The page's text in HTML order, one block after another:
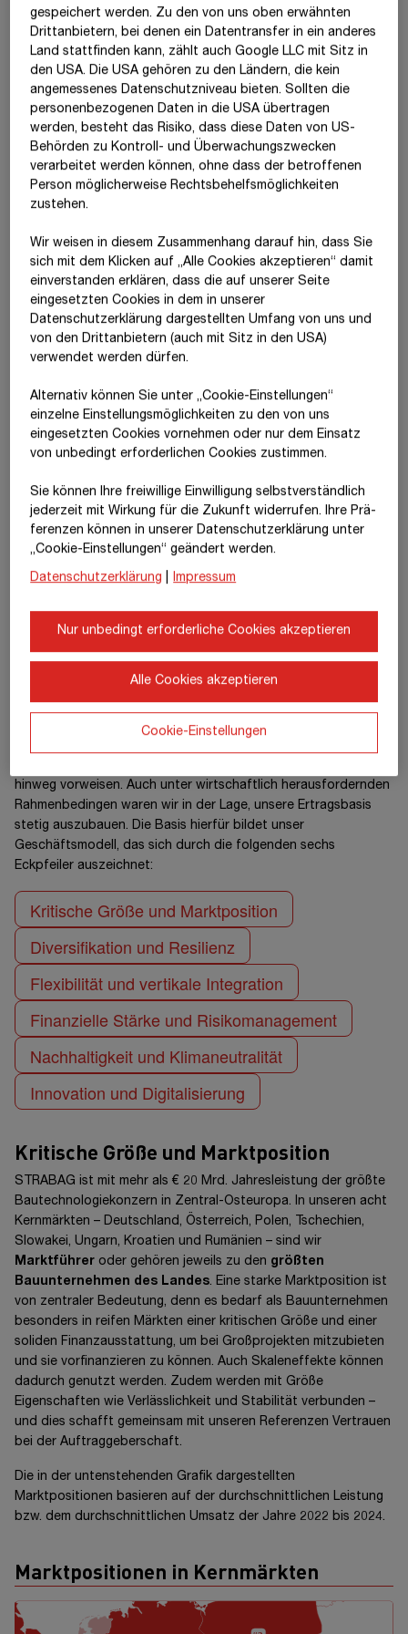
Nachdem jedes Bauwerk für sich einzigartig ist, lassen sich im
Baugeschäft im Gegensatz zu Industrien mit standardisierten
Produkten keine Sensitivitätsanalysen durchführen, in denen
die Reaktion der Kennzahlen eines Unternehmens auf die
Veränderung eines dominanten Produktionsfaktors dargestellt
wird. Unser Geschäft bestimmt nicht nur ein einzelner Treiber.
Vielmehr werden die Margen von mehreren Faktoren
beeinflusst. Zu berücksichtigen sind unternehmensinterne
Gegebenheiten,z. B.das Risikomanagementsystem oder das
Know-how unserer Mitarbeiter:innen sowie externe Treiber wie
oder die Höhe der öffentlichen Investitionen in die
Infrastruktur. Ein in den Bau investierter Euro zieht Nachfrage
in anderen Sektoren nach sich, sodass sich die positiven
Auswirkungen auf die Produktion und die Beschäftigung
multiplizieren.
Schwerpunkte desGeschäftsmodells
hinweg vorweisen. Auch unter wirtschaftlich herausfordernden
Rahmenbedingen waren wir in der Lage, unsere Ertragsbasis
stetig auszubauen. Die Basis hierfür bildet unser
Geschäftsmodell, das sich durch die folgenden sechs
Eckpfeiler auszeichnet:
Kritische Größe und Marktposition
Diversifikation und Resilienz
Flexibilität und vertikale Integration
Finanzielle Stärke und Risikomanagement
Nachhaltigkeit und Klimaneutralität
Innovation und Digitalisierung
Kritische Größe und Marktposition
STRABAG ist mit mehr als € 20 Mrd. Jahresleistung der größte
Bautechnologiekonzern in Zentral-Osteuropa. In unseren acht
Kernmärkten – Deutschland, Österreich, Polen, Tschechien,
Slowakei, Ungarn, Kroatien und Rumänien – sind wir
Marktführer oder gehören jeweils zu den größten
Bauunternehmen des Landes. Eine starke Marktposition ist
von zentraler Bedeutung, denn es bedarf als Bauunternehmen
besonders in reifen Märkten einer kritischen Größe und einer
soliden Finanzausstattung, um bei Großprojekten mitzubieten
und sie vorfinanzieren zu können. Auch Skaleneffekte können
dadurch genutzt werden. Zudem werden mit Größe
Eigenschaften wie Verlässlichkeit und Stabilität verbunden –
und dies schafft gemeinsam mit unseren Referenzen Vertrauen
bei der Auftraggeberschaft.
Die in der untenstehenden Grafik dargestellten
Marktpositionen basieren auf der durchschnittlichen Leistung
bzw. dem durchschnittlichen Umsatz der Jahre 2022 bis 2024.
Marktpositionen in Kernmärkten
gespeichert werden. Zu den von uns oben erwähnten
Drittanbietern, bei denen ein Datentransfer in ein anderes
Land stattfinden kann, zählt auch Google LLC mit Sitz in
den USA. Die USA gehören zu den Ländern, die kein
angemessenes Datenschutzniveau bieten. Sollten die
personenbezogenen Daten in die USA übertragen
werden, besteht das Risiko, dass diese Daten von US-
Behörden zu Kontroll- und Überwachungszwecken
verarbeitet werden können, ohne dass der betroffenen
Person möglicherweise Rechtsbehelfsmöglichkeiten
zustehen.
Wir weisen in diesem Zusammenhang darauf hin, dass Sie
sich mit dem Klicken auf „Alle Cookies akzeptieren“ damit
ein­ver­standen erklären, dass die auf unserer Seite
eingesetzten Cookies in dem in unserer
Datenschutzerklärung dargestellten Umfang von uns und
von den Drittanbietern (auch mit Sitz in den USA)
verwendet werden dürfen.
Alternativ können Sie unter „Cookie-Einstellungen“
einzelne Einstellungsmöglichkeiten zu den von uns
eingesetzten Cookies vornehmen oder nur dem Einsatz
von unbedingt erforderlichen Cookies zustimmen.
Sie können Ihre freiwillige Einwilligung selbstverständlich
jederzeit mit Wirkung für die Zukunft widerrufen. Ihre Prä­
fe­renzen können in unserer Datenschutzerklärung unter
„Cookie-Einstellungen“ geändert werden.
Datenschutzerklärung Impressum
Nur unbedingt erforderliche Cookies akzeptieren
Alle Cookies akzeptieren
Cookie-Einstellungen